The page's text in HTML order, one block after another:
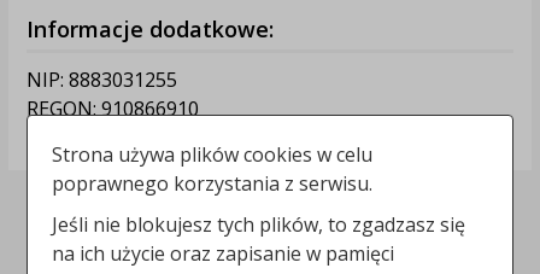
Informacje dodatkowe:
NIP: 8883031255
REGON: 910866910
Deklaracja dostępności
Polityka prywatności
Strona używa plików cookies w celu
poprawnego korzystania z serwisu.
Jeśli nie blokujesz tych plików, to zgadzasz się
na ich użycie oraz zapisanie w pamięci